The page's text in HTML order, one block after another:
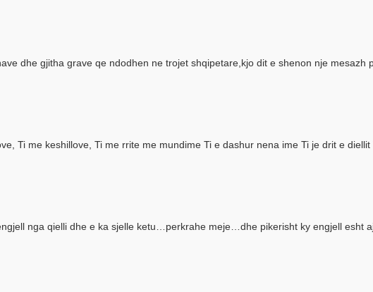
dhe gjitha grave qe ndodhen ne trojet shqipetare,kjo dit e shenon nje mesazh
Ti me keshillove, Ti me rrite me mundime Ti e dashur nena ime Ti je drit e
nga qielli dhe e ka sjelle ketu…perkrahe meje…dhe pikerisht ky engjell esht